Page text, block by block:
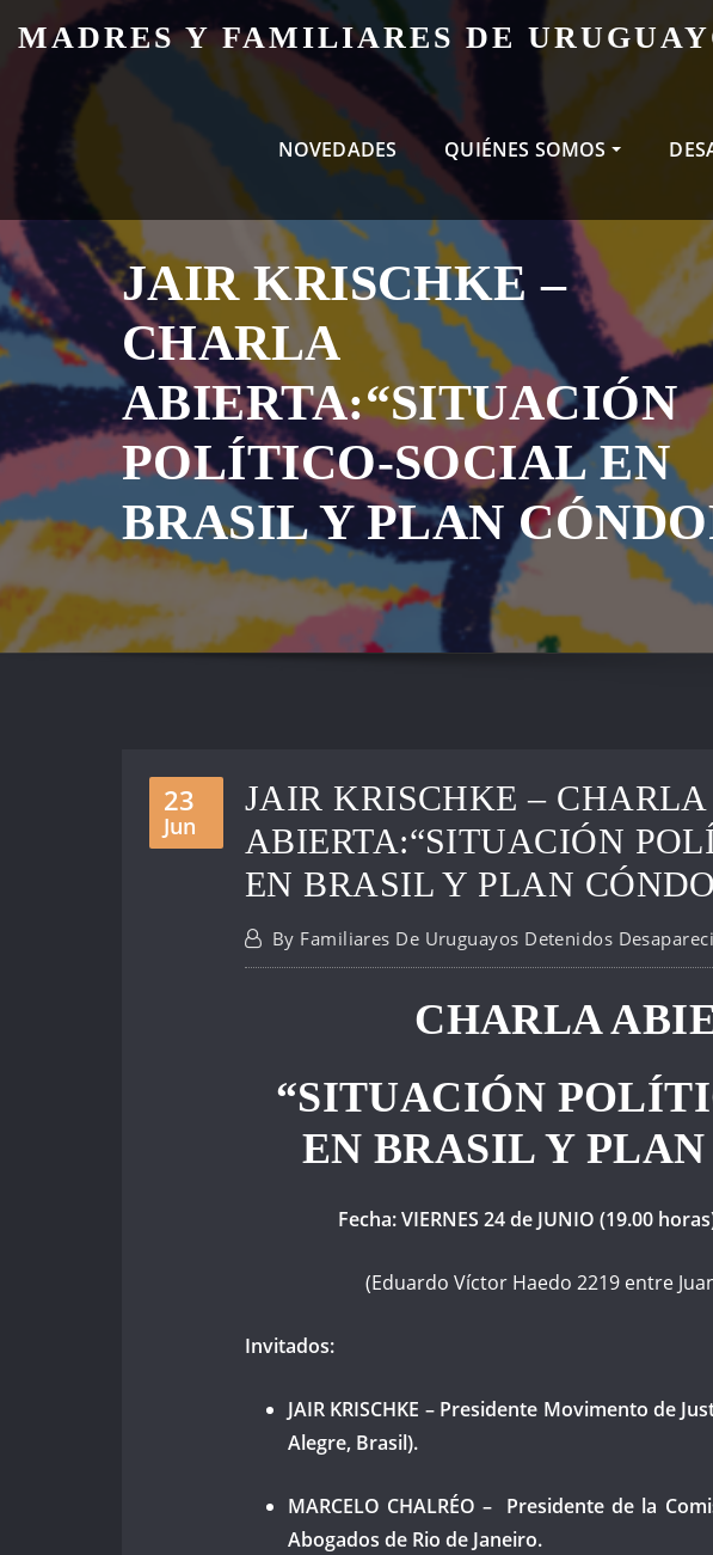
MADRES Y FAMILIARES DE
NOVEDADES QUIÉNES SOMOS
JAIR KRISCHKE –
CHARLA
ABIERTA:“SITUACIÓN
POLÍTICO-SOCIAL EN
BRASIL Y PLAN
23
Jun
JAIR KRISCHKE – CHARLA
ABIERTA:“SITUACIÓN
EN BRASIL Y PLAN
By Familiares De Uruguayos Detenidos
CHARLA
“SITUACIÓN
EN BRASIL Y
Fecha: VIERNES 24 de JUNIO (19.00
(Eduardo Víctor Haedo 2219 entre
Invitados:
JAIR KRISCHKE – Presidente Movimento de
Alegre, Brasil).
MARCELO CHALRÉO – Presidente de la
Abogados de Rio de Janeiro.